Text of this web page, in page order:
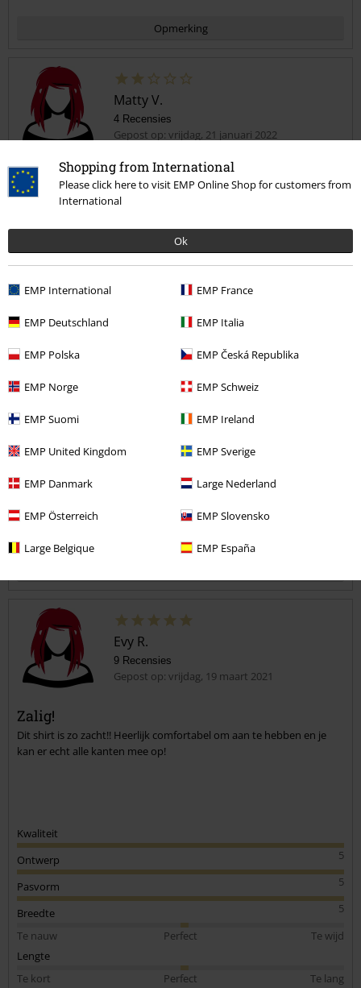
Shopping from International
Please click here to visit EMP Online Shop for customers from
International
Ok
EMP International EMP France
EMP Deutschland EMP Italia
EMP Polska EMP Česká Republika
EMP Norge EMP Schweiz
EMP Suomi EMP Ireland
EMP United Kingdom EMP Sverige
EMP Danmark Large Nederland
EMP Österreich EMP Slovensko
Large Belgique EMP España
Opmerking
Commentaar versturen
Matty V.
4 Recensies
Gepost op: vrijdag, 21 januari 2022
Te wijd shirt
Gladde stof, te wijd voor mij..
Te wijde mouwen, ik vind niet fijn dragen
Kwaliteit
Ontwerp
Pasvorm
Te nauw
Perfect
Lengte
Heeft deze recensie je geholpen?
Commentaar versturen
Evy R.
9 Recensies
Gepost op: vrijdag, 19 maart 2021
Zalig!
Dit shirt is zo zacht!! Heerlijk comfortabel om aan te hebben en je
kan er echt alle kanten mee op!
Kwaliteit
5
Ontwerp
5
Pasvorm
5
Breedte
Te nauw
Perfect
Te wijd
Lengte
Te kort
Perfect Te lang